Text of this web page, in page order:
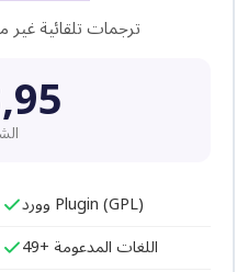
ترجمات تلقائية
وورد Plugin (GPL)
49+ اللغات المدعومة